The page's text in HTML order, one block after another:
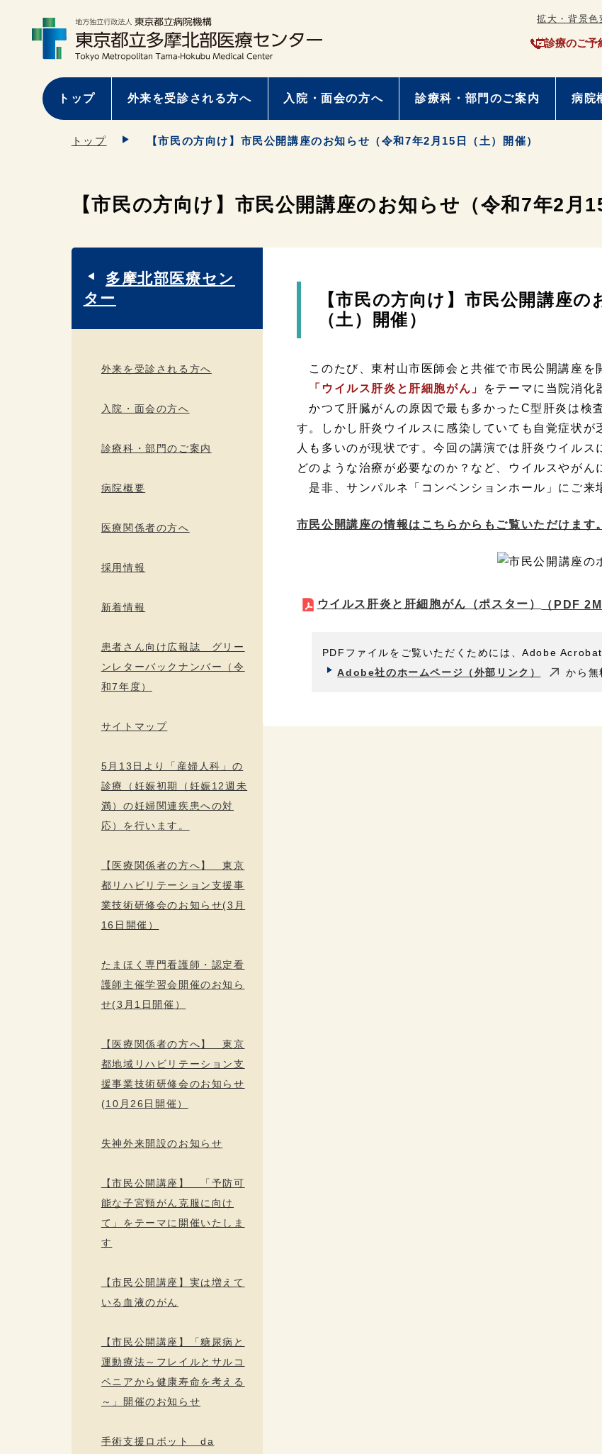
拡大・背景色
診療のご予
トップ 外来を受診される方へ 入院・面会の方へ 診療科・部門のご案内 病院
トップ 【市民の方向け】市民公開講座のお知らせ（令和7年2月15日（土）開催）
【市民の方向け】市民公開講座のお知らせ（令和7年2月
【市民の方向け】市民公開講座
（土）開催）
このたび、東村山市医師会と共催で市民公開講座を
「ウイルス肝炎と肝細胞がん」
をテーマに当院消化
かつて肝臓がんの原因で最も多かったC型肝炎は検
す。しかし肝炎ウイルスに感染していても自覚症状
人も多いのが現状です。今回の講演では肝炎ウイル
どのような治療が必要なのか？など、ウイルスやがん
是非、サンパルネ「コンベンションホール」にご来
市民公開講座の情報はこちらからもご覧いただけます。
ウイルス肝炎と肝細胞がん（ポスター） （PDF
PDFファイルをご覧いただくためには、Adobe
Adobe社のホームページ（外部リンク）
から無
多摩北部医療セン
ター
外来を受診される方へ
入院・面会の方へ
診療科・部門のご案内
病院概要
医療関係者の方へ
採用情報
新着情報
患者さん向け広報誌 グリー
ンレターバックナンバー（令
和7年度）
サイトマップ
5月13日より「産婦人科」の
診療（妊娠初期（妊娠12週未
満）の妊婦関連疾患への対
応）を行います。
【医療関係者の方へ】 東京
都リハビリテーション支援事
業技術研修会のお知らせ(3月
16日開催）
たまほく専門看護師・認定看
護師主催学習会開催のお知ら
せ(3月1日開催）
【医療関係者の方へ】 東京
都地域リハビリテーション支
援事業技術研修会のお知らせ
(10月26日開催）
失神外来開設のお知らせ
【市民公開講座】 「予防可
能な子宮頸がん克服に向け
て」をテーマに開催いたしま
す
【市民公開講座】実は増えて
いる血液のがん
【市民公開講座】「糖尿病と
運動療法～フレイルとサルコ
ペニアから健康寿命を考える
～」開催のお知らせ
手術支援ロボット da